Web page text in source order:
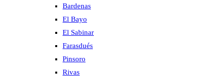
Bardenas
El Bayo
El Sabinar
Farasdués
Pinsoro
Rivas